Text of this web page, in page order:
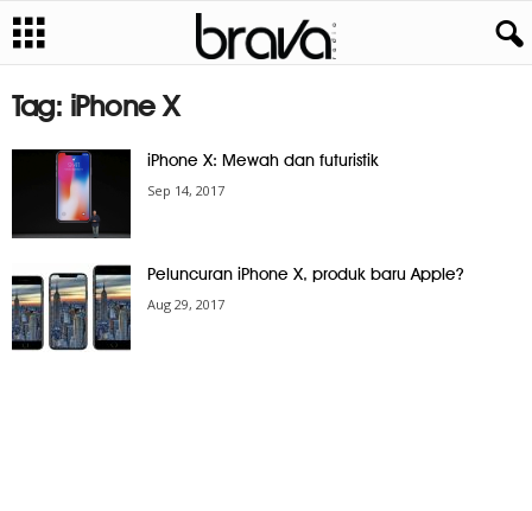
Tag: iPhone X
iPhone X: Mewah dan futuristik
Sep 14, 2017
Peluncuran iPhone X, produk baru Apple?
Aug 29, 2017